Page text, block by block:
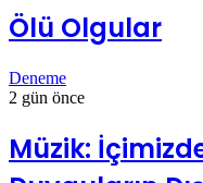
Ölü Olgular
Deneme
2 gün önce
Müzik: